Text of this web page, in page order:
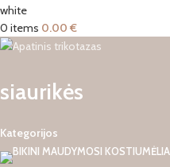
0 items 0.00 €
siaurikės
Kategorijos